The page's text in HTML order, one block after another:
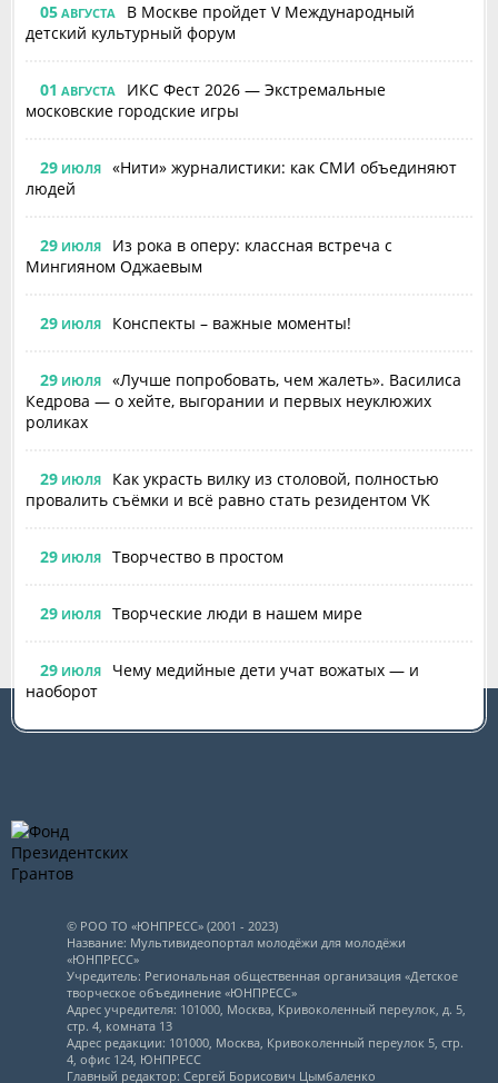
05 АВГУСТА
В Москве пройдет V Международный
детский культурный форум
01 АВГУСТА
ИКС Фест 2026 — Экстремальные
московские городские игры
29 ИЮЛЯ
«Нити» журналистики: как СМИ объединяют
людей
29 ИЮЛЯ
Из рока в оперу: классная встреча с
Мингияном Оджаевым
29 ИЮЛЯ Конспекты – важные моменты!
29 ИЮЛЯ
«Лучше попробовать, чем жалеть». Василиса
Кедрова — о хейте, выгорании и первых неуклюжих
роликах
29 ИЮЛЯ
Как украсть вилку из столовой, полностью
провалить съёмки и всё равно стать резидентом VK
29 ИЮЛЯ Творчество в простом
29 ИЮЛЯ Творческие люди в нашем мире
29 ИЮЛЯ
Чему медийные дети учат вожатых — и
наоборот
© РОО ТО «ЮНПРЕСС» (2001 - 2023)
Название: Мультивидеопортал молодёжи для молодёжи
«ЮНПРЕСС»
Учредитель: Региональная общественная организация «Детское
творческое объединение «ЮНПРЕСС»
Адрес учредителя: 101000, Москва, Кривоколенный переулок, д. 5,
стр. 4, комната 13
Адрес редакции: 101000, Москва, Кривоколенный переулок 5, стр.
4, офис 124, ЮНПРЕСС
Главный редактор: Сергей Борисович Цымбаленко